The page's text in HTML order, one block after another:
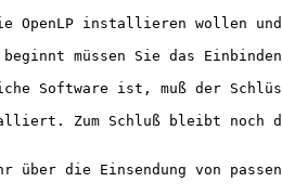
OpenLP installieren wollen
müssen Sie das
Software ist, muß der
Zum Schluß bleibt noch
über die Einsendung von